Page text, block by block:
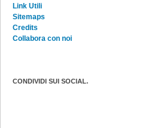
Link Utili
Sitemaps
Credits
Collabora con noi
CONDIVIDI SUI SOCIAL.